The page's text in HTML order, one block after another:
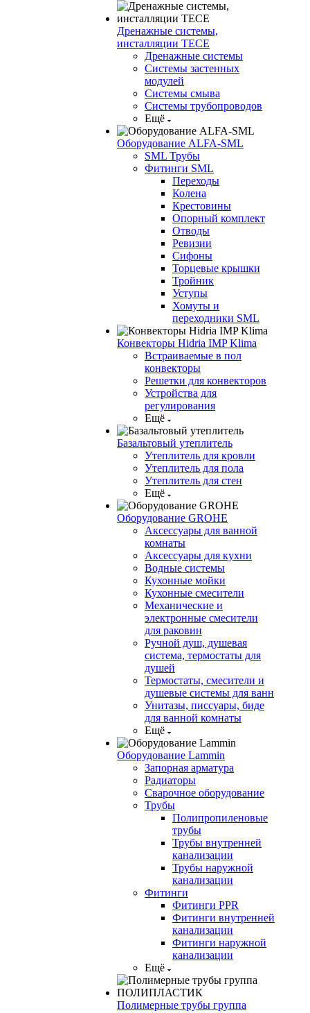
Дренажные системы,
инсталляции TECE
Дренажные системы
Системы застенных
модулей
Системы смыва
Системы трубопроводов
Ещё
Оборудование ALFA-SML
SML Трубы
Фитинги SML
Переходы
Колена
Крестовины
Опорный комплект
Отводы
Ревизии
Сифоны
Торцевые крышки
Тройник
Уступы
Хомуты и
переходники SML
Конвекторы Hidria IMP Klima
Встраиваемые в пол
конвекторы
Решетки для конвекторов
Устройства для
регулирования
Ещё
Базальтовый утеплитель
Утеплитель для кровли
Утеплитель для пола
Утеплитель для стен
Ещё
Оборудование GROHE
Аксессуары для ванной
комнаты
Аксессуары для кухни
Водные системы
Кухонные мойки
Кухонные смесители
Механические и
электронные смесители
для раковин
Ручной душ, душевая
система, термостаты для
душей
Термостаты, смесители и
душевые системы для ванн
Унитазы, писсуары, биде
для ванной комнаты
Ещё
Оборудование Lammin
Запорная арматура
Радиаторы
Сварочное оборудование
Трубы
Полипропиленовые
трубы
Трубы внутренней
канализации
Трубы наружной
канализации
Фитинги
Фитинги PPR
Фитинги внутренней
канализации
Фитинги наружной
канализации
Ещё
Полимерные трубы группа